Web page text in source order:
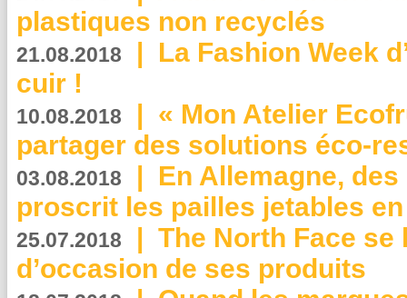
plastiques non recyclés
21.08.2018 | La Fashion Week
cuir !
10.08.2018 | « Mon Atelier
partager des solutions éco-
03.08.2018 | En Allemagne,
proscrit les pailles jetables
25.07.2018 | The North Face se
d’occasion de ses produits